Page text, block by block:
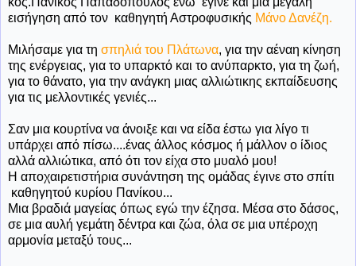
εισήγηση από τον καθηγητή Αστροφυσικής Μάνο Δανέζη.
Μιλήσαμε για τη σπηλιά του Πλάτωνα, για την αέναη κίνηση
της ενέργειας, για το υπαρκτό και το ανύπαρκτο, για τη ζωή,
για το θάνατο, για την ανάγκη μιας αλλιώτικης εκπαίδευσης
για τις μελλοντικές γενιές...
Σαν μια κουρτίνα να άνοιξε και να είδα έστω για λίγο τι
υπάρχει από πίσω....ένας άλλος κόσμος ή μάλλον ο ίδιος
αλλά αλλιώτικα, από ότι τον είχα στο μυαλό μου!
Η αποχαιρετιστήρια συνάντηση της ομάδας έγινε στο σπίτι
καθηγητού κυρίου Πανίκου...
Μια βραδιά μαγείας όπως εγώ την έζησα. Μέσα στο δάσος,
σε μια αυλή γεμάτη δέντρα και ζώα, όλα σε μια υπέροχη
αρμονία μεταξύ τους...